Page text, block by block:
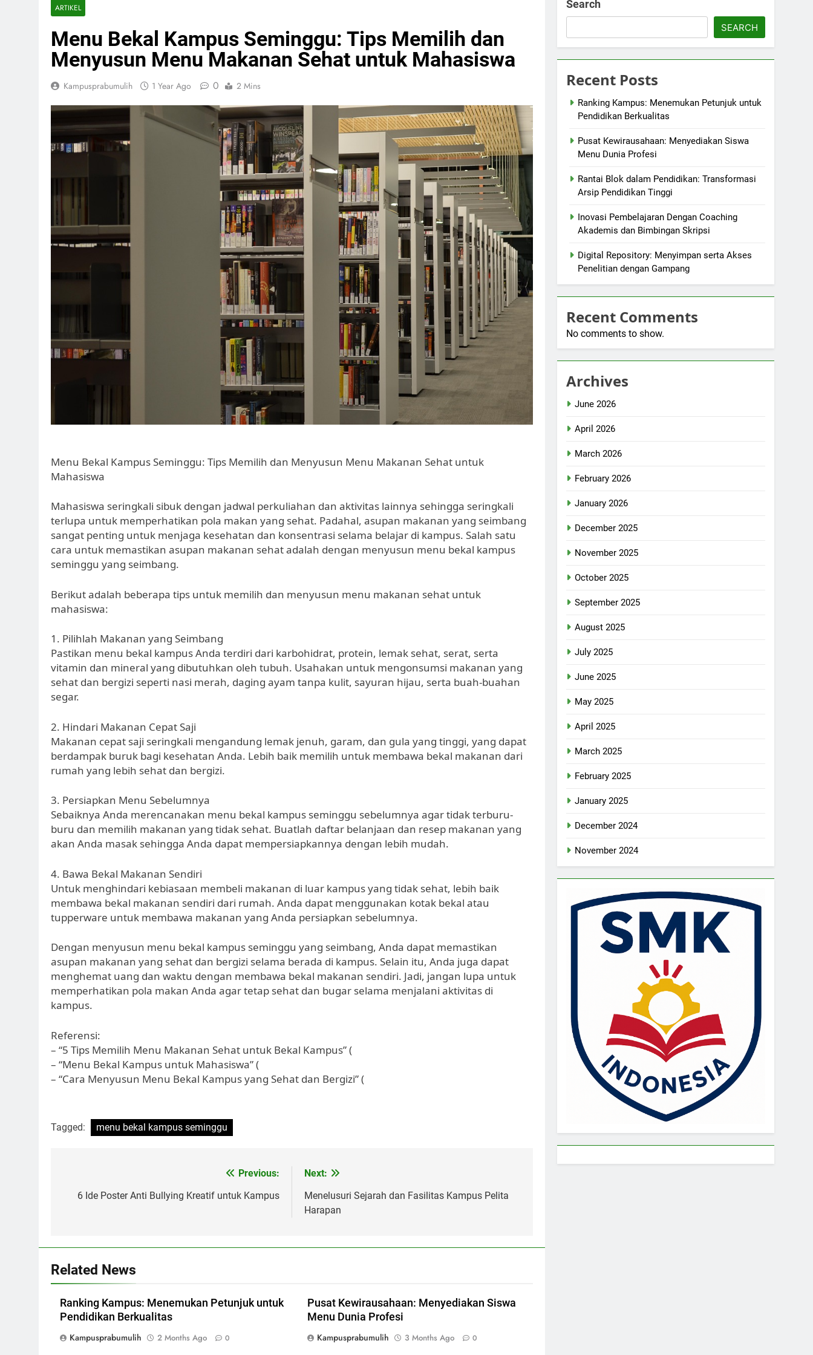
ARTIKEL
Menu Bekal Kampus Seminggu: Tips Memilih dan
Menyusun Menu Makanan Sehat untuk Mahasiswa
Kampusprabumulih 1 Year Ago 0 2 Mins
Menu Bekal Kampus Seminggu: Tips Memilih dan Menyusun Menu Makanan Sehat untuk
Mahasiswa
Mahasiswa seringkali sibuk dengan jadwal perkuliahan dan aktivitas lainnya sehingga seringkali
terlupa untuk memperhatikan pola makan yang sehat. Padahal, asupan makanan yang seimbang
sangat penting untuk menjaga kesehatan dan konsentrasi selama belajar di kampus. Salah satu
cara untuk memastikan asupan makanan sehat adalah dengan menyusun menu bekal kampus
seminggu yang seimbang.
Berikut adalah beberapa tips untuk memilih dan menyusun menu makanan sehat untuk
mahasiswa:
1. Pilihlah Makanan yang Seimbang
Pastikan menu bekal kampus Anda terdiri dari karbohidrat, protein, lemak sehat, serat, serta
vitamin dan mineral yang dibutuhkan oleh tubuh. Usahakan untuk mengonsumsi makanan yang
sehat dan bergizi seperti nasi merah, daging ayam tanpa kulit, sayuran hijau, serta buah-buahan
segar.
2. Hindari Makanan Cepat Saji
Makanan cepat saji seringkali mengandung lemak jenuh, garam, dan gula yang tinggi, yang dapat
berdampak buruk bagi kesehatan Anda. Lebih baik memilih untuk membawa bekal makanan dari
rumah yang lebih sehat dan bergizi.
3. Persiapkan Menu Sebelumnya
Sebaiknya Anda merencanakan menu bekal kampus seminggu sebelumnya agar tidak terburu-
buru dan memilih makanan yang tidak sehat. Buatlah daftar belanjaan dan resep makanan yang
akan Anda masak sehingga Anda dapat mempersiapkannya dengan lebih mudah.
4. Bawa Bekal Makanan Sendiri
Untuk menghindari kebiasaan membeli makanan di luar kampus yang tidak sehat, lebih baik
membawa bekal makanan sendiri dari rumah. Anda dapat menggunakan kotak bekal atau
tupperware untuk membawa makanan yang Anda persiapkan sebelumnya.
Dengan menyusun menu bekal kampus seminggu yang seimbang, Anda dapat memastikan
asupan makanan yang sehat dan bergizi selama berada di kampus. Selain itu, Anda juga dapat
menghemat uang dan waktu dengan membawa bekal makanan sendiri. Jadi, jangan lupa untuk
memperhatikan pola makan Anda agar tetap sehat dan bugar selama menjalani aktivitas di
kampus.
Referensi:
– “5 Tips Memilih Menu Makanan Sehat untuk Bekal Kampus” (
– “Menu Bekal Kampus untuk Mahasiswa” (
– “Cara Menyusun Menu Bekal Kampus yang Sehat dan Bergizi” (
Tagged: menu bekal kampus seminggu
navigation
Previous:
6 Ide Poster Anti Bullying Kreatif untuk Kampus
Next:
Menelusuri Sejarah dan Fasilitas Kampus Pelita
Harapan
Related News
Ranking Kampus: Menemukan Petunjuk untuk
Pendidikan Berkualitas
Kampusprabumulih
2 Months Ago 0
Pusat Kewirausahaan: Menyediakan Siswa
Menu Dunia Profesi
Kampusprabumulih
3 Months Ago 0
Search
SEARCH
Recent Posts
Ranking Kampus: Menemukan Petunjuk untuk
Pendidikan Berkualitas
Pusat Kewirausahaan: Menyediakan Siswa
Menu Dunia Profesi
Rantai Blok dalam Pendidikan: Transformasi
Arsip Pendidikan Tinggi
Inovasi Pembelajaran Dengan Coaching
Akademis dan Bimbingan Skripsi
Digital Repository: Menyimpan serta Akses
Penelitian dengan Gampang
Recent Comments
No comments to show.
Archives
June 2026
April 2026
March 2026
February 2026
January 2026
December 2025
November 2025
October 2025
September 2025
August 2025
July 2025
June 2025
May 2025
April 2025
March 2025
February 2025
January 2025
December 2024
November 2024